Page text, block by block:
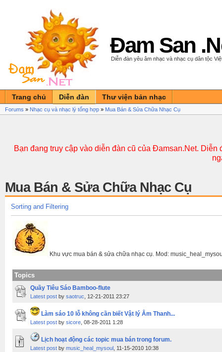
Đam San
Diễn đàn yêu âm nhạc và nhạc cụ dân tộc
Trang chủ Diễn đàn Thư viện bản nhạc
Forums » Nhạc cụ và nhạc lý tổng hợp » Mua Bán & Sửa Chữa Nhạc Cụ
Bạn đang truy cập vào diễn đàn cũ của Đamsan.Net.
Mua Bán & Sửa Chữa Nhạc Cụ
Sorting and Filtering
Khu vực mua bán & sửa chữa nhạc cụ. Mod:
Topics
Quầy Tiêu Sáo Bamboo-flute
Latest post by saotruc , 12-21-2011 23:27
Làm sáo 10 lỗ không cần biết Vật lý Âm Thanh...
Latest post by sicore , 08-28-2011 1:28
Lịch hoạt động các topic mua bán trong forum.
Latest post by music_heal_mysoul , 11-15-2010 10:38